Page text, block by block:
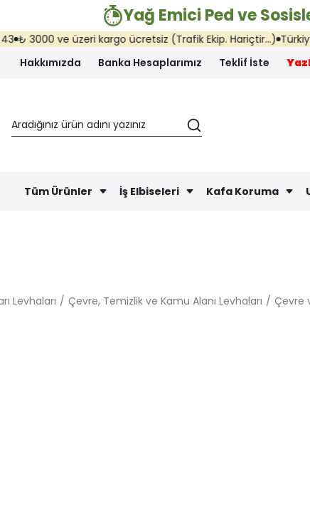
Yağ Emici Ped ve
üzeri kargo ücretsiz (Trafik Ekip. Hariçtir...) Türkiye'nin her
Hakkımızda
Banka Hesaplarımız Teklif İste
Tüm Ürünler İş Elbiseleri Kafa Koruma
Levhaları Çevre, Temizlik ve Kamu Alanı Levhaları Çevre